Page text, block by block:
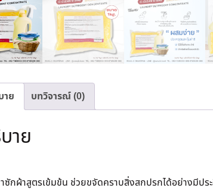
าย บทวิจารณ์ (0)
าย
ซักผ้าสูตรเข้มข้น ช่วยขจัดคราบสิ่งสกปรกได้อย่างมีป